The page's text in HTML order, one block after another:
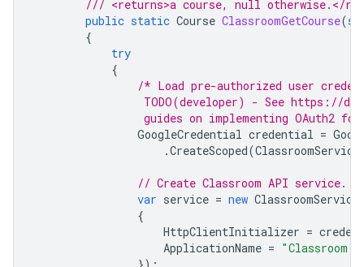
/// <returns>a course, null otherwise.</
public static Course ClassroomGetCourse(
{
try
{
/* Load pre-authorized user
TODO(developer) - See https://
guides on implementing OAuth2
GoogleCredential credential =
.CreateScoped(ClassroomService
// Create Classroom API service.
var service = new ClassroomService
{
HttpClientInitializer =
ApplicationName = "Classroom